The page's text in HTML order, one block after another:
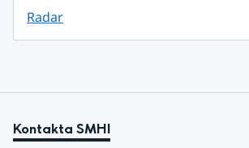
Radar
Kontakta SMHI